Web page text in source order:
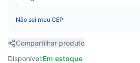
Não sei meu CEP
Compartilhar produto
Disponível:Em estoque